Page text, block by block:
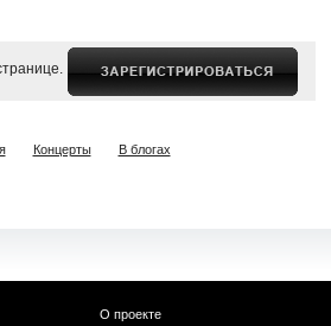
Концерты В блогах
О проекте